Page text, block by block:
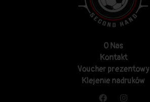
O Nas
Kontakt
Voucher prezentowy
Klejenie nadruków